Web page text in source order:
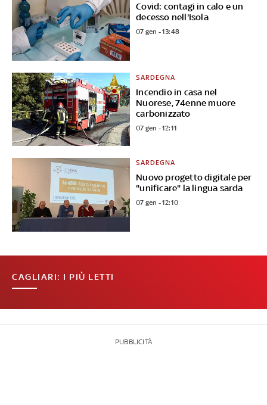
Covid: contagi in calo e un
decesso nell'Isola
07 gen - 13:48
Incendio in casa nel
Nuorese, 74enne muore
carbonizzato
SARDEGNA
07 gen - 12:11
Nuovo progetto digitale per
"unificare" la lingua sarda
SARDEGNA
07 gen - 12:10
CAGLIARI: I PIÙ LETTI
PUBBLICITÀ